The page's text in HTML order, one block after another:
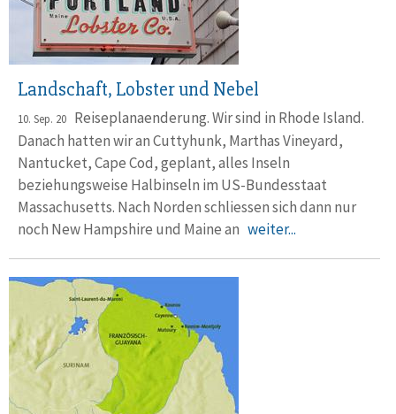
Landschaft, Lobster und Nebel
10. Sep. 20 Reiseplanaenderung. Wir sind in Rhode Island.
Danach hatten wir an Cuttyhunk, Marthas Vineyard,
Nantucket, Cape Cod, geplant, alles Inseln
beziehungsweise Halbinseln im US-Bundesstaat
Massachusetts. Nach Norden schliessen sich dann nur
noch New Hampshire und Maine an weiter...